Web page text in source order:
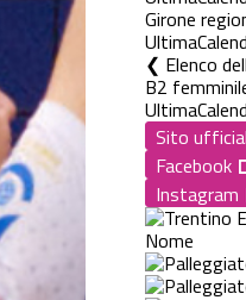
Girone
Ultima
Elenco
B2
Ultima
Sito
Facebook
Instagram
Nome